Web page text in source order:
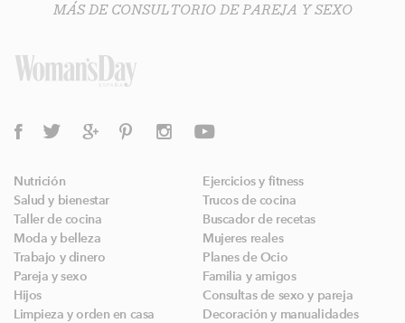
MÁS DE CONSULTORIO DE PAREJA Y SEXO
Nutrición
Ejercicios y fitness
Salud y bienestar
Trucos de cocina
Taller de cocina
Buscador de recetas
Moda y belleza
Mujeres reales
Trabajo y dinero
Planes de Ocio
Pareja y sexo
Familia y amigos
Hijos
Consultas de sexo y pareja
Limpieza y orden en casa
Decoración y manualidades